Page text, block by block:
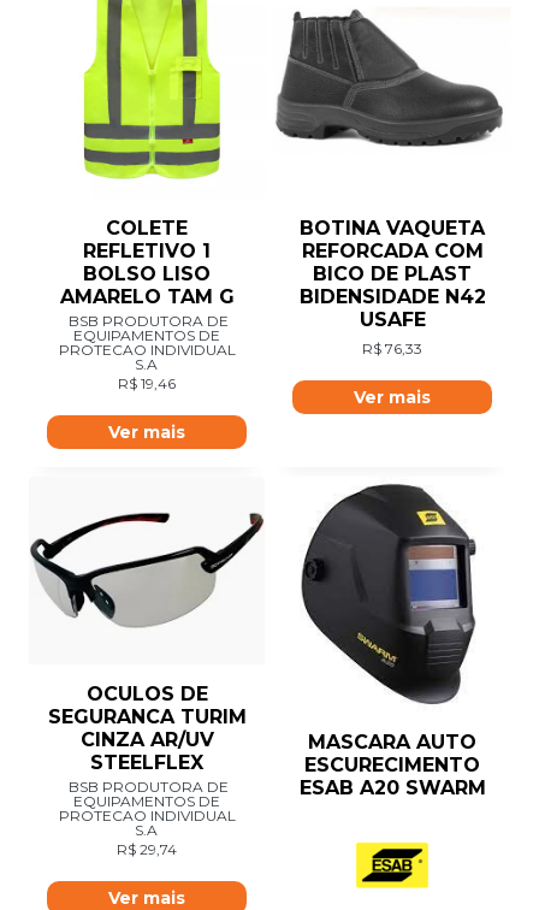
COLETE
REFLETIVO 1
BOLSO LISO
AMARELO TAM G
BSB PRODUTORA DE
EQUIPAMENTOS DE
PROTECAO INDIVIDUAL
S.A
R$ 19,46
Ver mais
BOTINA VAQUETA
REFORCADA COM
BICO DE PLAST
BIDENSIDADE N42
USAFE
R$ 76,33
Ver mais
OCULOS DE
SEGURANCA TURIM
CINZA AR/UV
STEELFLEX
BSB PRODUTORA DE
EQUIPAMENTOS DE
PROTECAO INDIVIDUAL
S.A
R$ 29,74
Ver mais
MASCARA AUTO
ESCURECIMENTO
ESAB A20 SWARM